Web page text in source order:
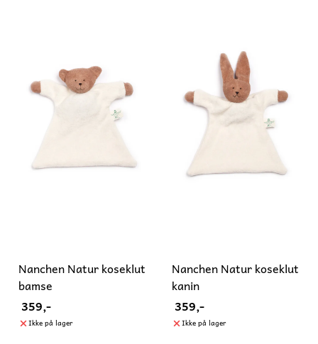
Nanchen Natur koseklut
bamse
359,-
Ikke på lager
Nanchen Natur koseklut
kanin
359,-
Ikke på lager